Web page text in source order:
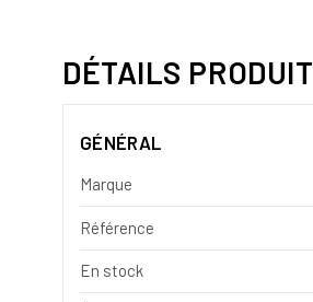
DÉTAILS PRODUIT
GÉNÉRAL
Marque
Référence
En stock